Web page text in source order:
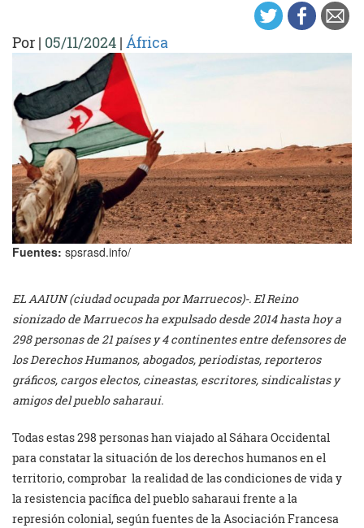
Por | 05/11/2024 | África
Fuentes: spsrasd.info/
EL AAIUN (ciudad ocupada por Marruecos)-. El Reino
sionizado de Marruecos ha expulsado desde 2014 hasta hoy a
298 personas de 21 países y 4 continentes entre defensores de
los Derechos Humanos, abogados, periodistas, reporteros
gráficos, cargos electos, cineastas, escritores, sindicalistas y
amigos del pueblo saharaui.
Todas estas 298 personas han viajado al Sáhara Occidental
para constatar la situación de los derechos humanos en el
territorio, comprobar la realidad de las condiciones de vida y
la resistencia pacífica del pueblo saharaui frente a la
represión colonial, según fuentes de la Asociación Francesa